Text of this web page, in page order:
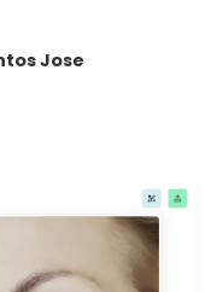
Jose